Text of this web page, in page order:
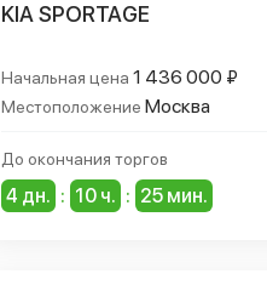
KIA SPORTAGE
Начальная цена 1 436 000 ₽
Местоположение Москва
До окончания торгов
4 дн. : 10 ч. : 25 мин.